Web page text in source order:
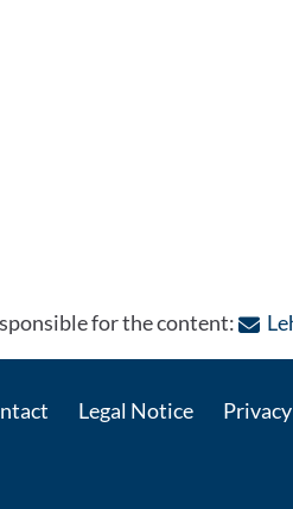
for the content:
Legal Notice